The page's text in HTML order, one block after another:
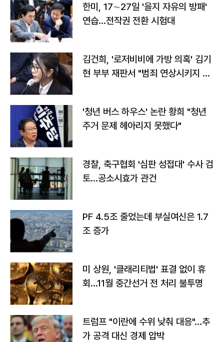
한미, 17∼27일 '을지 자유의 방패'
연습…전작권 전환 시험대
김건희, '로저비비에 가방 의혹' 김기
현 부부 재판서 "범죄 연상시키지 말
'청년 버스 하우스' 논란 황희 "청년
주거 문제 헤아리지 못했다"
경찰, 축구협회 '심판 성접대' 수사 검
토…공소시효가 관건
PF 4.5조 줄었는데 부실여신은 1.7
조 증가
미 상원, '클래리티법' 표결 없이 휴
회…11월 중간선거 전 처리 불투명
트럼프 "이란에 수위 낮춰 대응"…추
가 공격 대신 경제 압박